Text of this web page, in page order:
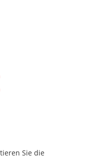
Sie die